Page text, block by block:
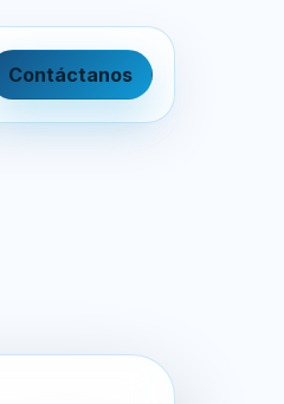
Contáctanos